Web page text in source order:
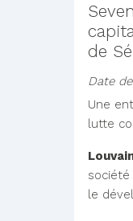
de
Date
Une
lutte
société
le